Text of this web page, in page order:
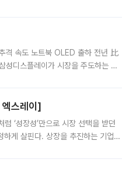
격 속도 노트북 OLED 출하 전년 比
디스플레이가 시장을 주도하는 가
스레이]
‘성장성’만으로 시장 선택을 받던
게 살핀다. 상장을 추진하는 기업들